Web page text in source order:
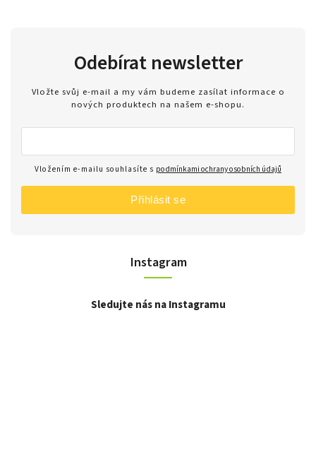
Instagram
Sledujte nás na Instagramu
Odebírat newsletter
Vložte svůj e-mail a my vám budeme zasílat informace o
nových produktech na našem e-shopu.
Vložením e-mailu souhlasíte s podmínkami ochrany osobních údajů
Přihlásit se